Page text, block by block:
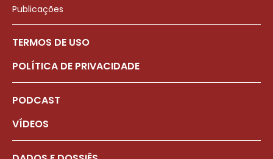
Publicações
TERMOS DE USO
POLÍTICA DE PRIVACIDADE
PODCAST
VÍDEOS